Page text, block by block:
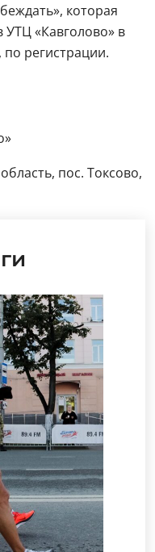
которая
УТЦ «Кавголово» в
по регистрации.
пос. Токсово,